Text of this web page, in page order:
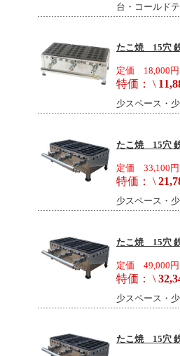
台・コールド
たこ焼 15穴
定価 18,000円
特価： \
少スペース・
たこ焼 15穴
定価 33,100円
特価： \
少スペース・
たこ焼 15穴
定価 49,000円
特価： \
少スペース・
たこ焼 15穴